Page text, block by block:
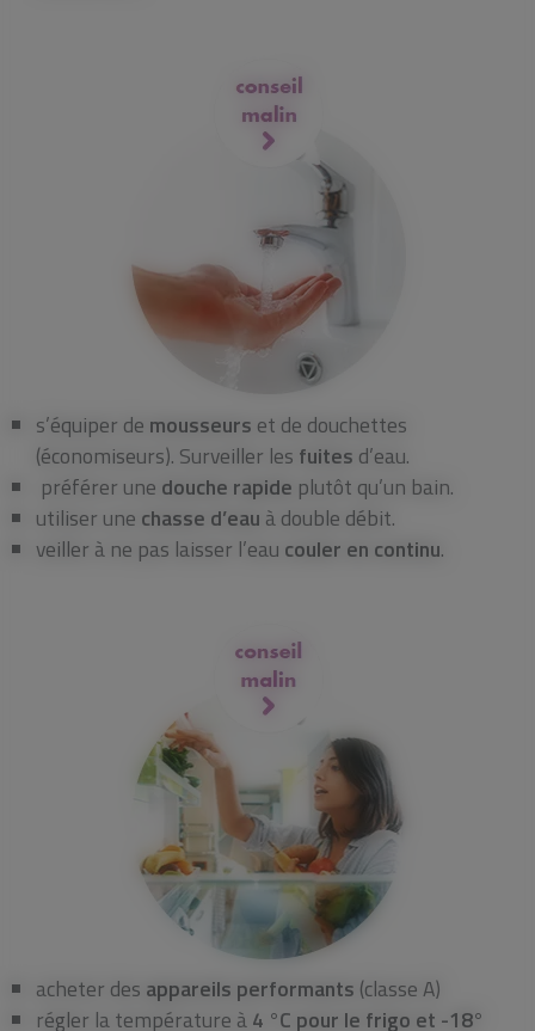
s’équiper de mousseurs et de douchettes
(économiseurs). Surveiller les fuites d’eau.
préférer une douche rapide plutôt qu’un bain.
utiliser une chasse d’eau à double débit.
veiller à ne pas laisser l’eau couler en continu.
acheter des appareils performants (classe A)
régler la température à4 °C pour le frigo et -18°